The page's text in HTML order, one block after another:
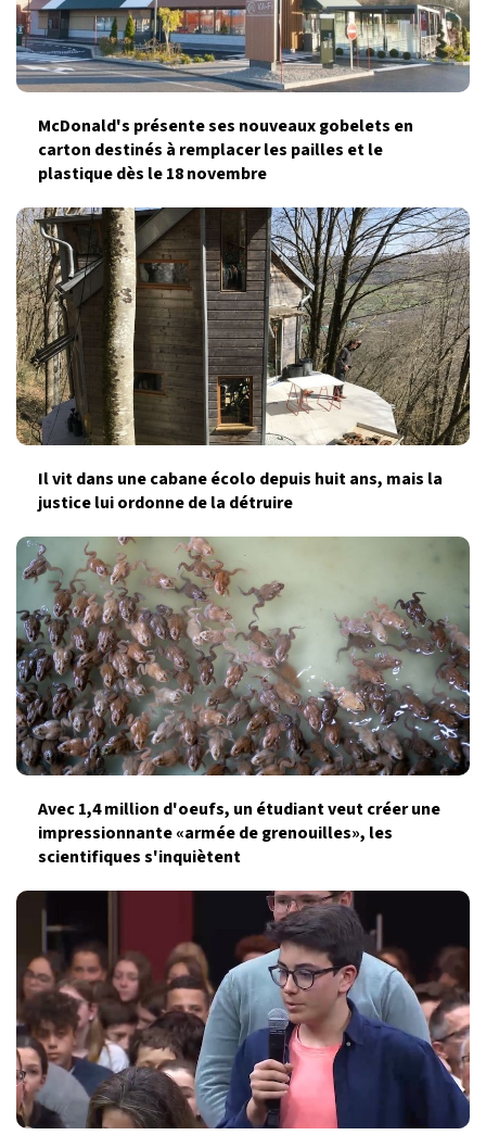
McDonald's présente ses nouveaux gobelets en
carton destinés à remplacer les pailles et le
plastique dès le 18 novembre
Il vit dans une cabane écolo depuis huit ans, mais la
justice lui ordonne de la détruire
Avec 1,4 million d'oeufs, un étudiant veut créer une
impressionnante «armée de grenouilles», les
scientifiques s'inquiètent